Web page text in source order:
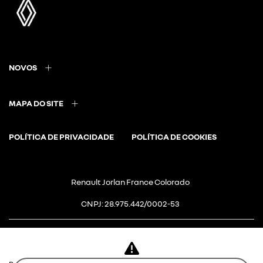
NOVOS
MAPA DO SITE
POLÍTICA DE PRIVACIDADE POLÍTICA DE COOKIES
Renault Jorlan France Colorado
CNPJ: 28.975.442/0002-53